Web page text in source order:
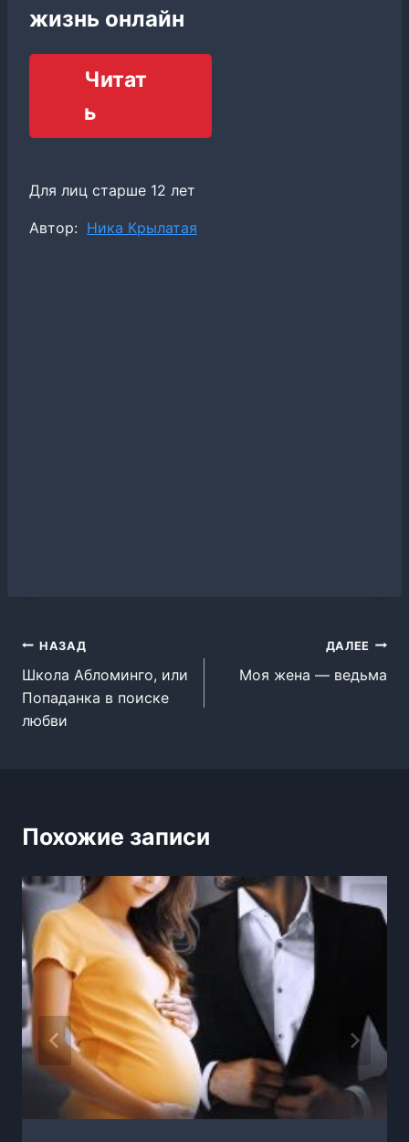
жизнь онлайн
Читат
ь
Для лиц старше 12 лет
Метки
Автор: Ника Крылатая
Навигация
по
записям
НАЗАД
Школа Абломинго, или
Попаданка в поиске
любви
ДАЛЕЕ
Моя жена — ведьма
Похожие записи